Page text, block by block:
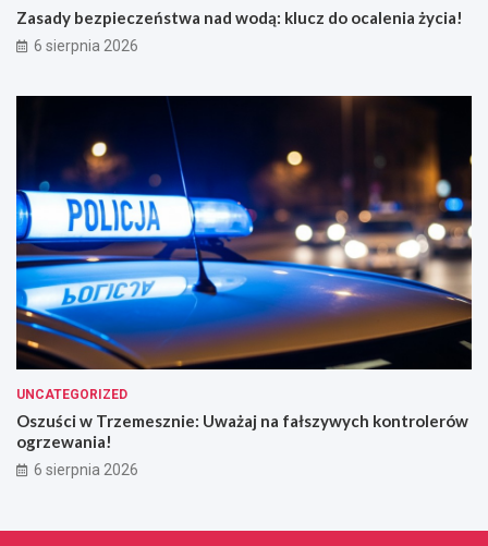
Zasady bezpieczeństwa nad wodą: klucz do ocalenia życia!
6 sierpnia 2026
UNCATEGORIZED
Oszuści w Trzemesznie: Uważaj na fałszywych kontrolerów
ogrzewania!
6 sierpnia 2026